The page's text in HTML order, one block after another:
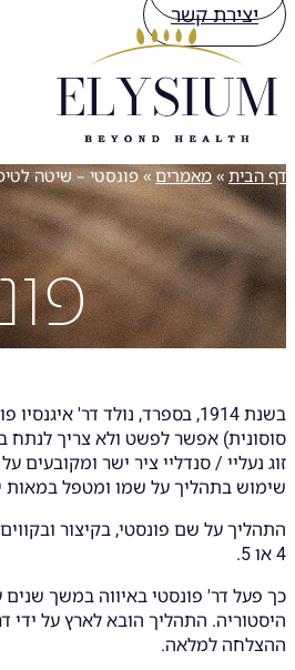
יצירת קשר
דף הבית» מאמרים» פונסטי – שיטה
בשנת 1914, בספרד, נולד דר' איגנסיו פונסטי. פגשתי אותו ! אדם חייכן ומדבר "בגובה העיניים" עם כולם. רופא אורתופד ילדים, אשר עשרות שנים לפני כולם, הבין שאת תהליך ה
סוסונית) אפשר לפשט ולא צריך לנתח
זוג נעליי / סנדליי ציר ישר
שימוש בתהליך על שמו ומטפל במאות
התהליך על שם פונסטי, בקיצור
4 או 5.
כך פעל דר' פונסטי באיווה במשך
ההצלחה למלאה.